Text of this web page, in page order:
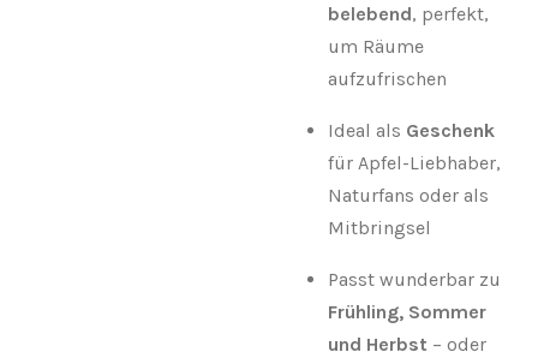
belebend, perfekt,
um Räume
aufzufrischen
Ideal als Geschenk
für Apfel-Liebhaber,
Naturfans oder als
Mitbringsel
Passt wunderbar zu
Frühling, Sommer
und Herbst – oder